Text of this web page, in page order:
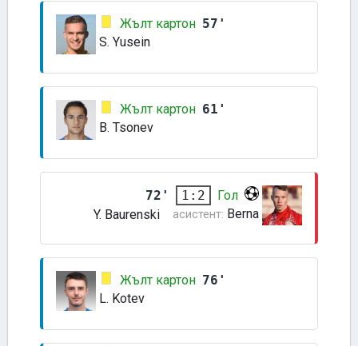
Жълт картон 57'
S. Yusein
Жълт картон 61'
B. Tsonev
72' 1:2
Гол
Y. Baurenski
асистент: Berna
Жълт картон 76'
L. Kotev